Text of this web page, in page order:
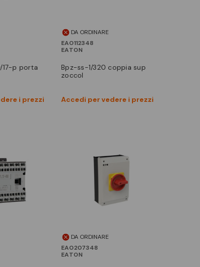
i prezzi
DA ORDINARE
EAO112348
EATON
bpz-ss-1/320 coppia sup
zoccol
Accedi per vedere i prezzi
Confronta
DA ORDINARE
EAO207348
EATON